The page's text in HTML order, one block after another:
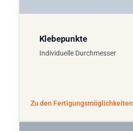
Klebepunkte
Individuelle Durchmesser
Zu den Fertigungsmöglichkeiten